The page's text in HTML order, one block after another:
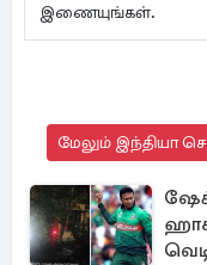
இணையுங்கள்.
மேலும் இந்தியா